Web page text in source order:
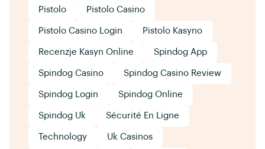
Pistolo Pistolo Casino
Pistolo Casino Login Pistolo Kasyno
Recenzje Kasyn Online Spindog App
Spindog Casino Spindog Casino Review
Spindog Login Spindog Online
Spindog Uk Sécurité En Ligne
Technology Uk Casinos